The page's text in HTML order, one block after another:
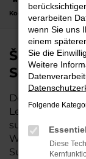
Koch für Leer
Škoda
Schmidt +
Der Škoda
Leer, die ein
suchen. Ob für
Superb bietet
verarbeiten
wenn Sie uns
einem
Sie die
Weitere
Folgende
Diese